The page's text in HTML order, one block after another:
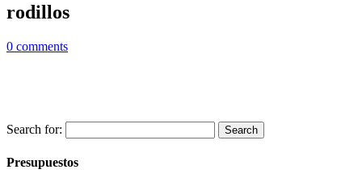
rodillos
0 comments
Search for:
Presupuestos